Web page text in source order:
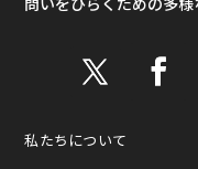
問いをひらくための多様
私たちについて